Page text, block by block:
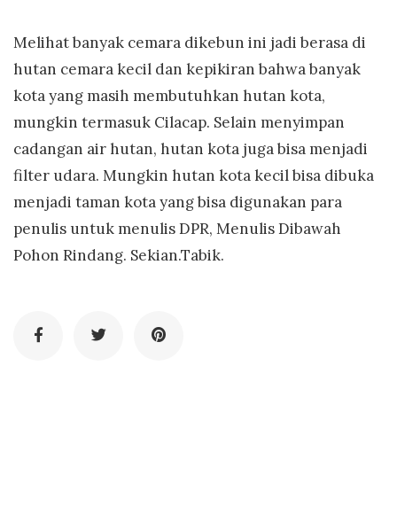
Melihat banyak cemara dikebun ini jadi berasa di
hutan cemara kecil dan kepikiran bahwa banyak
kota yang masih membutuhkan hutan kota,
mungkin termasuk Cilacap. Selain menyimpan
cadangan air hutan, hutan kota juga bisa menjadi
filter udara. Mungkin hutan kota kecil bisa dibuka
menjadi taman kota yang bisa digunakan para
penulis untuk menulis DPR, Menulis Dibawah
Pohon Rindang. Sekian.Tabik.